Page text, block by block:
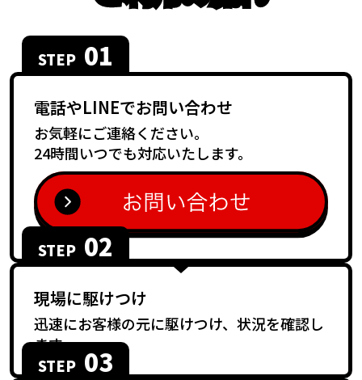
STEP 01
電話やLINEでお問い合わせ
お気軽にご連絡ください。
24時間いつでも対応いたします。
STEP 02
現場に駆けつけ
迅速にお客様の元に駆けつけ、状況を確認し
ます。
STEP 03